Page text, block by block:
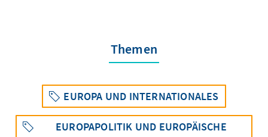
Themen
EUROPA UND INTERNATIONALES
EUROPAPOLITIK UND EUROPÄISCHE